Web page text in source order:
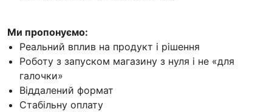
Ми пропонуємо:
Реальний вплив на продукт і рішення
Роботу з запуском магазину з нуля і не «для
галочки»
Віддалений формат
Стабільну оплату